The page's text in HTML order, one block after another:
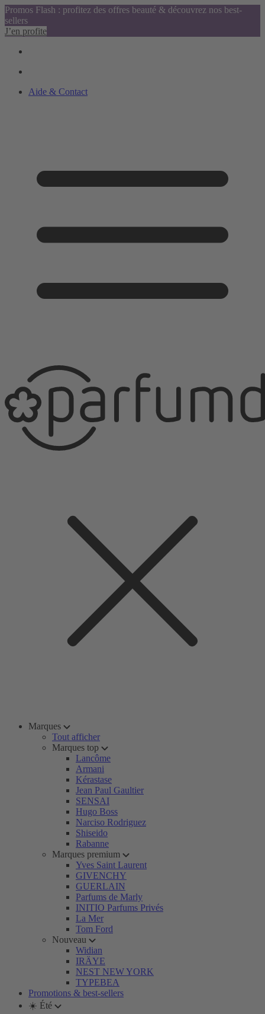
Promos Flash : profitez des offres beauté & découvrez nos best-
sellers
J’en profite
Aide & Contact
Marques
Tout afficher
Marques top
Lancôme
Armani
Kérastase
Jean Paul Gaultier
SENSAI
Hugo Boss
Narciso Rodriguez
Shiseido
Rabanne
Marques premium
Yves Saint Laurent
GIVENCHY
GUERLAIN
Parfums de Marly
INITIO Parfums Privés
La Mer
Tom Ford
Nouveau
Widian
IRÄYE
NEST NEW YORK
TYPEBEA
Promotions & best-sellers
☀️ Été